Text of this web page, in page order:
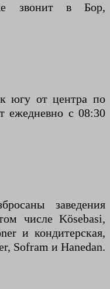
звонит в Бор,
югу от центра по
ежедневно с 08:30
заведения
числе Kösebasi,
и кондитерская,
Sofram и Hanedan.